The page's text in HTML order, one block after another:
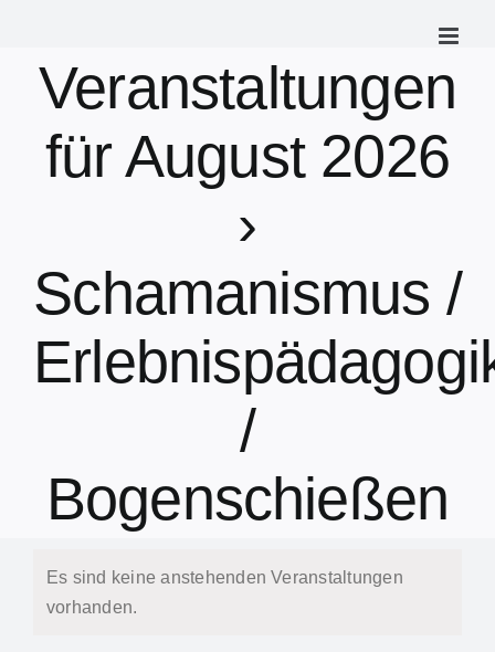
springenVeranstaltungen
für August 2026
›
Schamanismus /
/
Bogenschießen
Es sind keine anstehenden Veranstaltungen
vorhanden.